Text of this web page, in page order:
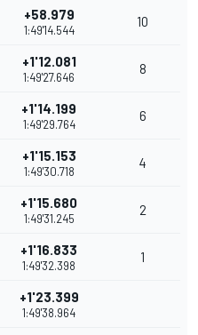
+58.979
1:49'14.544
10
+1'12.081
1:49'27.646
8
+1'14.199
1:49'29.764
6
+1'15.153
1:49'30.718
4
+1'15.680
1:49'31.245
2
+1'16.833
1:49'32.398
1
+1'23.399
1:49'38.964